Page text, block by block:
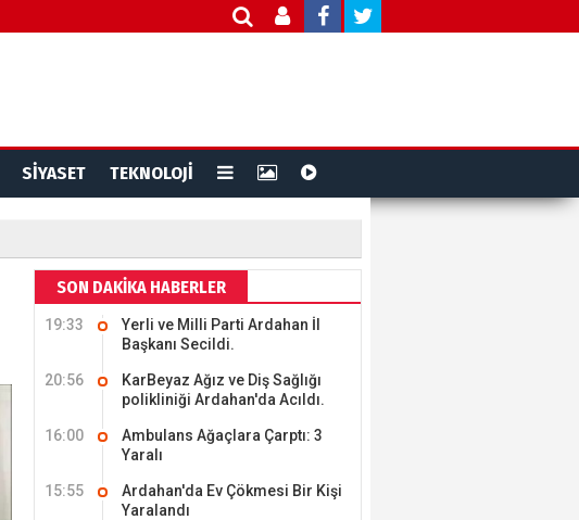
SİYASET TEKNOLOJİ
SON DAKİKA HABERLER
19:33
Yerli ve Milli Parti Ardahan İl
Başkanı Secildi.
20:56
KarBeyaz Ağız ve Diş Sağlığı
polikliniği Ardahan'da Acıldı.
16:00
Ambulans Ağaçlara Çarptı: 3
Yaralı
15:55
Ardahan'da Ev Çökmesi Bir Kişi
Yaralandı